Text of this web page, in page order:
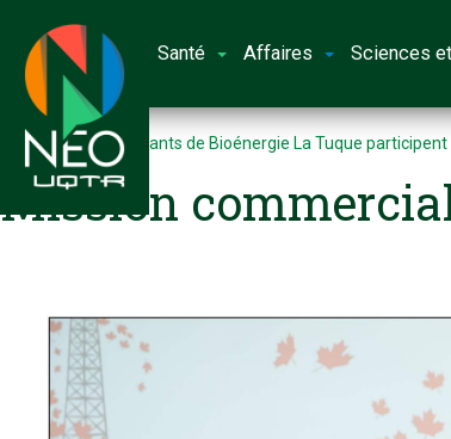
Santé Affaires Sciences
Accueil Les dirigeants de Bioénergie La Tuque
Mission